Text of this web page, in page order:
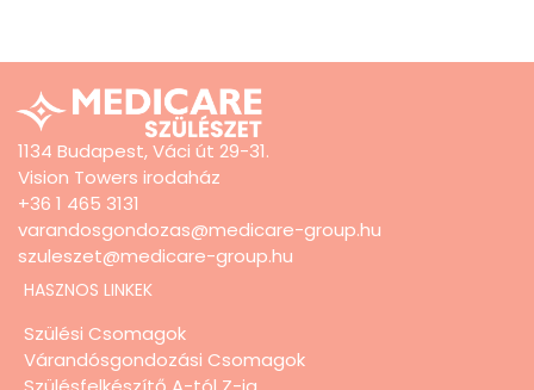
1134 Budapest, Váci út 29-31.
Vision Towers irodaház
+36 1 465 3131
varandosgondozas@medicare-group.hu
szuleszet@medicare-group.hu
HASZNOS LINKEK
Szülési Csomagok
Várandósgondozási Csomagok